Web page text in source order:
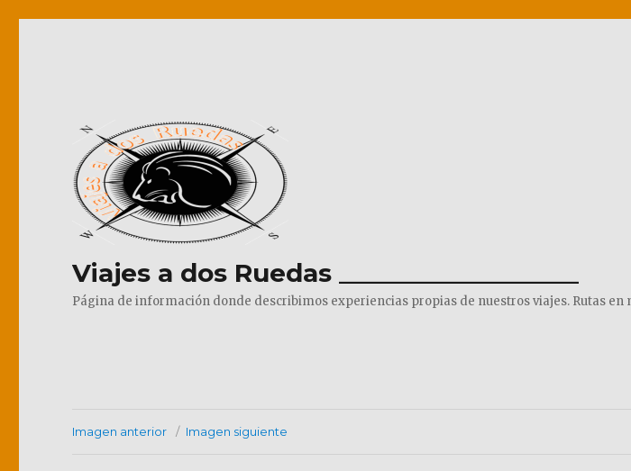
Viajes a dos Ruedas ___________________
Página de información donde describimos experiencias propias de nuestros viajes. Rutas
Imagen anterior Imagen siguiente